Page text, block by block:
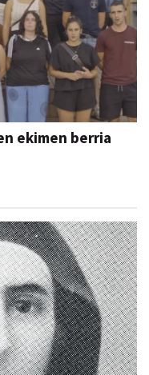
ekimen berria